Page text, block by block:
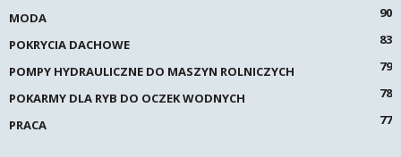
MODA
90
POKRYCIA DACHOWE
83
POMPY HYDRAULICZNE DO MASZYN ROLNICZYCH
79
POKARMY DLA RYB DO OCZEK WODNYCH
78
PRACA
77